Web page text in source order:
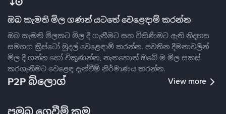
ඔබ කැමති මිල ගණන් යටතේ වෙළෙඳාම් කරන්න
ඔබ කැමති මිලකට මිල දී ගැනීමට සහ විකිණීමට ඇති නිදහස
සමගග ක්‍රිප්ටෝ මුදල් වෙළෙඳාම් කරන්න. පවතින දීමනාවලින්
මිල දී ගන්න හෝ විකුණන්න, නැතහොත් ඔබේ ම මිල සකස්
කරගැනීමට වෙළෙඳ දැන්වීම් නිර්මාණය කරන්න.
P2P බ්ලොග් View more